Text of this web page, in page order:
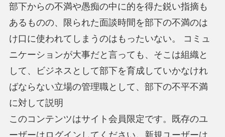
部下からの不満や愚痴の中に的を得た鋭い指摘も
あるものの、限られた面談時間を部下の不満のは
け口に使われてしまうのはもったいない。 コミュ
ニケーションが大事だと言っても、そこは組織と
して、ビジネスとして部下を育成していかなけれ
ばならない立場の管理職として、部下の不平不満
に対して説明
このコンテンツはサイト会員限定です。既存のユ